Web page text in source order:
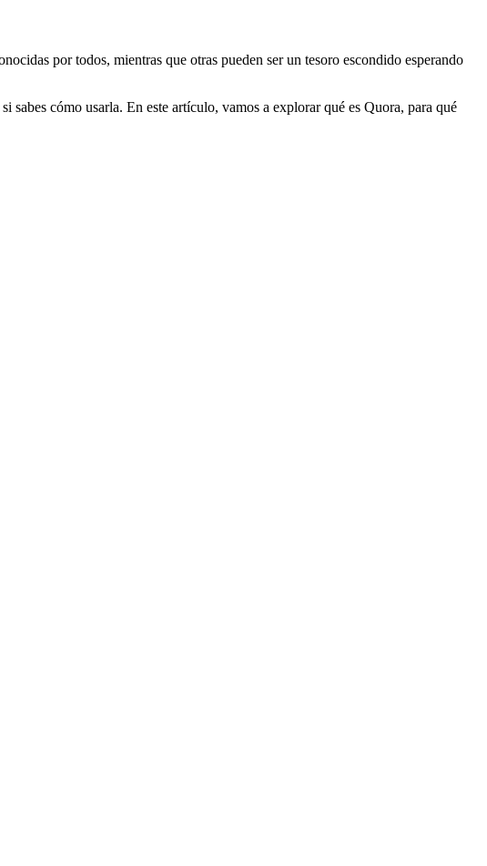
por todos, mientras que otras pueden ser un tesoro escondido esperando
sabes cómo usarla. En este artículo, vamos a explorar qué es Quora, para qué